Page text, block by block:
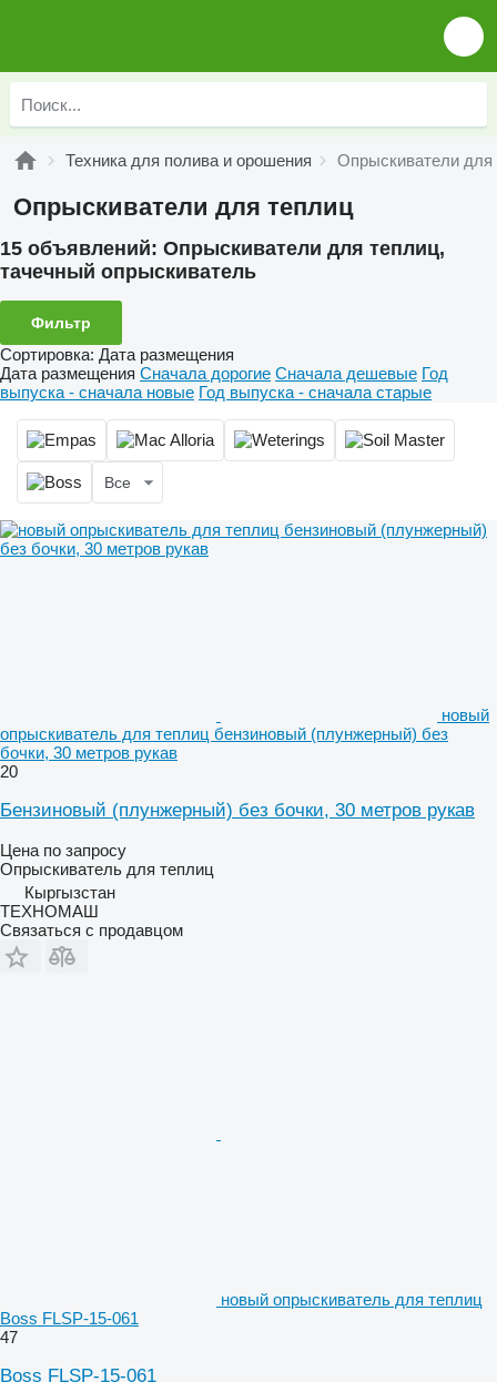
Техника для полива и орошения Опрыскиватели для
Опрыскиватели для теплиц
15 объявлений: Опрыскиватели для теплиц,
тачечный опрыскиватель
Фильтр
Сортировка: Дата размещения
Дата размещения Сначала дорогие Сначала дешевые Год
выпуска - сначала новые Год выпуска - сначала старые
Все
новый
опрыскиватель для теплиц бензиновый (плунжерный) без
бочки, 30 метров рукав
20
Бензиновый (плунжерный) без бочки, 30 метров рукав
Цена по запросу
Опрыскиватель для теплиц
Кыргызстан
ТЕХНОМАШ
Связаться с продавцом
новый опрыскиватель для теплиц
Boss FLSP-15-061
47
Boss FLSP-15-061